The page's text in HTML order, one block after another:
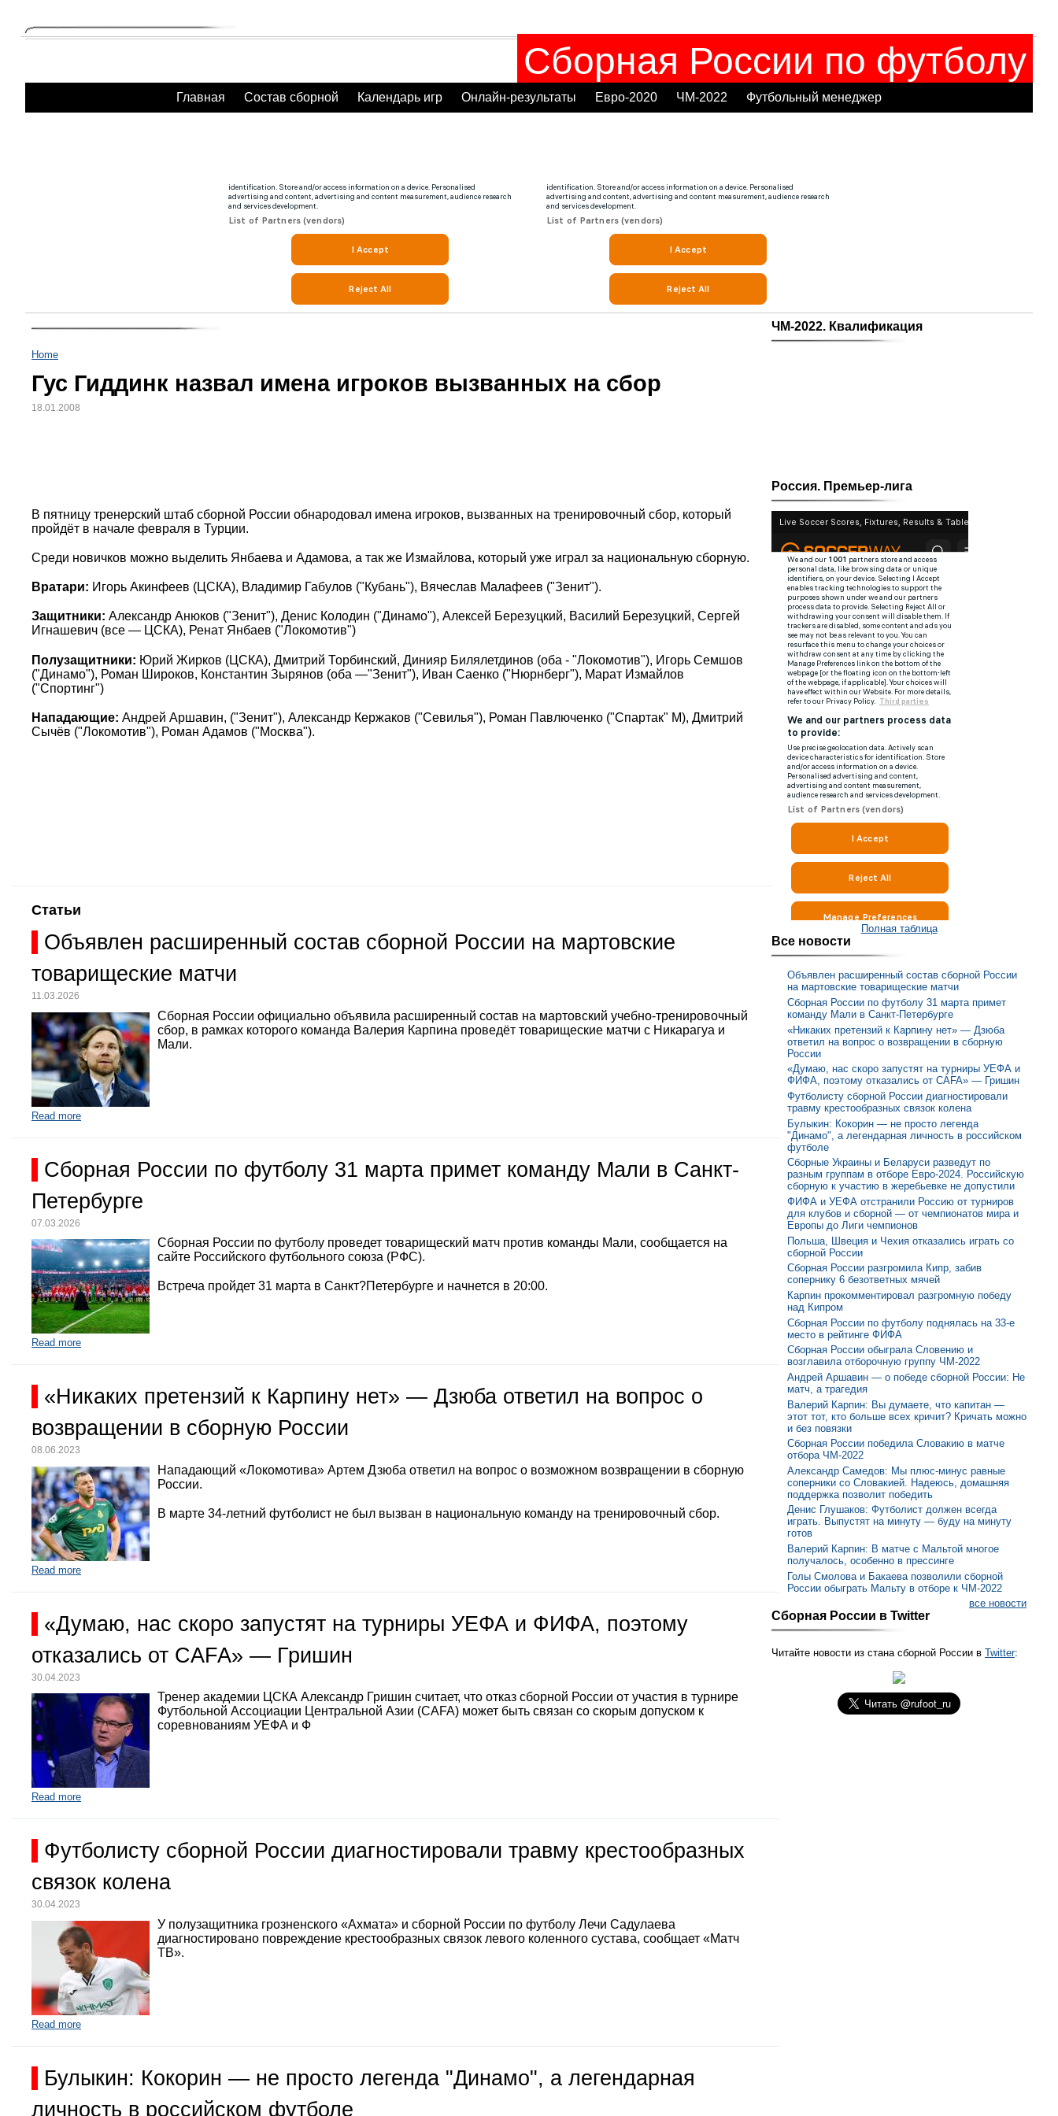
Сборная России по футболу
Главная Состав сборной Календарь игр Онлайн-результаты Евро-2020 ЧМ-2022 Футбольный менеджер
Home
Гус Гиддинк назвал имена игроков вызванных на сбор
18.01.2008
В пятницу тренерский штаб сборной России обнародовал имена игроков, вызванных на тренировочный сбор, который
пройдёт в начале февраля в Турции.
Среди новичков можно выделить Янбаева и Адамова, а так же Измайлова, который уже играл за национальную сборную.
Вратари: Игорь Акинфеев (ЦСКА), Владимир Габулов ("Кубань"), Вячеслав Малафеев ("Зенит").
Защитники: Александр Анюков ("Зенит"), Денис Колодин ("Динамо"), Алексей Березуцкий, Василий Березуцкий, Сергей
Игнашевич (все — ЦСКА), Ренат Янбаев ("Локомотив")
Полузащитники: Юрий Жирков (ЦСКА), Дмитрий Торбинский, Динияр Билялетдинов (оба - "Локомотив"), Игорь Семшов
("Динамо"), Роман Широков, Константин Зырянов (оба —"Зенит"), Иван Саенко ("Нюрнберг"), Марат Измайлов
("Спортинг")
Нападающие: Андрей Аршавин, ("Зенит"), Александр Кержаков ("Севилья"), Роман Павлюченко ("Спартак" М), Дмитрий
Сычёв ("Локомотив"), Роман Адамов ("Москва").
Статьи
Объявлен расширенный состав сборной России на мартовские
товарищеские матчи
11.03.2026
Сборная России официально объявила расширенный состав на мартовский учебно-тренировочный
сбор, в рамках которого команда Валерия Карпина проведёт товарищеские матчи с Никарагуа и
Мали.
Read more
Сборная России по футболу 31 марта примет команду Мали в Санкт-
Петербурге
07.03.2026
Сборная России по футболу проведет товарищеский матч против команды Мали, сообщается на
сайте Российского футбольного союза (РФС).
Встреча пройдет 31 марта в Санкт?Петербурге и начнется в 20:00.
Read more
«Никаких претензий к Карпину нет» — Дзюба ответил на вопрос о
возвращении в сборную России
08.06.2023
Нападающий «Локомотива» Артем Дзюба ответил на вопрос о возможном возвращении в сборную
России.
В марте 34-летний футболист не был вызван в национальную команду на тренировочный сбор.
Read more
«Думаю, нас скоро запустят на турниры УЕФА и ФИФА, поэтому
отказались от CAFA» — Гришин
30.04.2023
Тренер академии ЦСКА Александр Гришин считает, что отказ сборной России от участия в турнире
Футбольной Ассоциации Центральной Азии (CAFA) может быть связан со скорым допуском к
соревнованиям УЕФА и Ф
Read more
Футболисту сборной России диагностировали травму крестообразных
связок колена
30.04.2023
У полузащитника грозненского «Ахмата» и сборной России по футболу Лечи Садулаева
диагностировано повреждение крестообразных связок левого коленного сустава, сообщает «Матч
ТВ».
Read more
Булыкин: Кокорин — не просто легенда "Динамо", а легендарная
личность в российском футболе
ЧМ-2022. Квалификация
Россия. Премьер-лига
Полная таблица
Все новости
Объявлен расширенный состав сборной России
на мартовские товарищеские матчи
Сборная России по футболу 31 марта примет
команду Мали в Санкт-Петербурге
«Никаких претензий к Карпину нет» — Дзюба
ответил на вопрос о возвращении в сборную
России
«Думаю, нас скоро запустят на турниры УЕФА и
ФИФА, поэтому отказались от CAFA» — Гришин
Футболисту сборной России диагностировали
травму крестообразных связок колена
Булыкин: Кокорин — не просто легенда
"Динамо", а легендарная личность в российском
футболе
Сборные Украины и Беларуси разведут по
разным группам в отборе Евро-2024. Российскую
сборную к участию в жеребьевке не допустили
ФИФА и УЕФА отстранили Россию от турниров
для клубов и сборной — от чемпионатов мира и
Европы до Лиги чемпионов
Польша, Швеция и Чехия отказались играть со
сборной России
Сборная России разгромила Кипр, забив
сопернику 6 безответных мячей
Карпин прокомментировал разгромную победу
над Кипром
Сборная России по футболу поднялась на 33-е
место в рейтинге ФИФА
Сборная России обыграла Словению и
возглавила отборочную группу ЧМ-2022
Андрей Аршавин — о победе сборной России: Не
матч, а трагедия
Валерий Карпин: Вы думаете, что капитан —
этот тот, кто больше всех кричит? Кричать можно
и без повязки
Сборная России победила Словакию в матче
отбора ЧМ-2022
Александр Самедов: Мы плюс-минус равные
соперники со Словакией. Надеюсь, домашняя
поддержка позволит победить
Денис Глушаков: Футболист должен всегда
играть. Выпустят на минуту — буду на минуту
готов
Валерий Карпин: В матче с Мальтой многое
получалось, особенно в прессинге
Голы Смолова и Бакаева позволили сборной
России обыграть Мальту в отборе к ЧМ-2022
все новости
Сборная России в Twitter
Читайте новости из стана сборной России в Twitter: